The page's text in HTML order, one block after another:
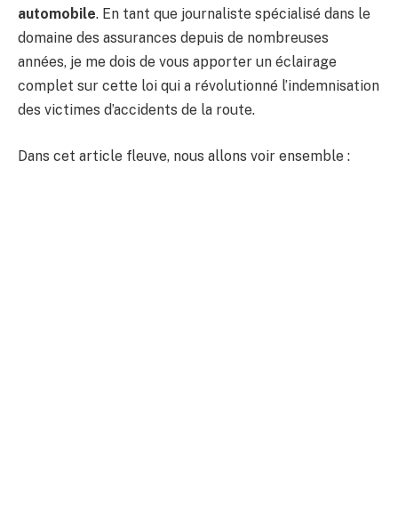
automobile. En tant que journaliste spécialisé dans le
domaine des assurances depuis de nombreuses
années, je me dois de vous apporter un éclairage
complet sur cette loi qui a révolutionné l’indemnisation
des victimes d’accidents de la route.
Dans cet article fleuve, nous allons voir ensemble :